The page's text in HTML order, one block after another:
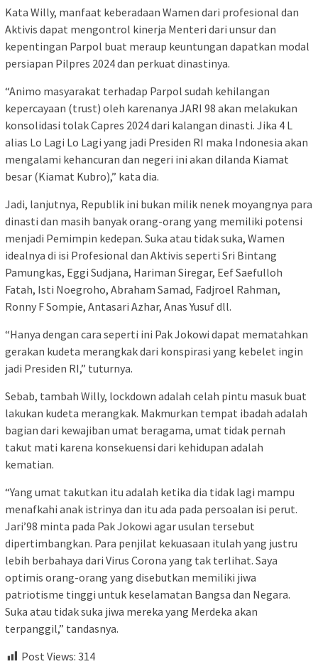
Kata Willy, manfaat keberadaan Wamen dari profesional dan
Aktivis dapat mengontrol kinerja Menteri dari unsur dan
kepentingan Parpol buat meraup keuntungan dapatkan modal
persiapan Pilpres 2024 dan perkuat dinastinya.
“Animo masyarakat terhadap Parpol sudah kehilangan
kepercayaan (trust) oleh karenanya JARI 98 akan melakukan
konsolidasi tolak Capres 2024 dari kalangan dinasti. Jika 4 L
alias Lo Lagi Lo Lagi yang jadi Presiden RI maka Indonesia akan
mengalami kehancuran dan negeri ini akan dilanda Kiamat
besar (Kiamat Kubro),” kata dia.
Jadi, lanjutnya, Republik ini bukan milik nenek moyangnya para
dinasti dan masih banyak orang-orang yang memiliki potensi
menjadi Pemimpin kedepan. Suka atau tidak suka, Wamen
idealnya di isi Profesional dan Aktivis seperti Sri Bintang
Pamungkas, Eggi Sudjana, Hariman Siregar, Eef Saefulloh
Fatah, Isti Noegroho, Abraham Samad, Fadjroel Rahman,
Ronny F Sompie, Antasari Azhar, Anas Yusuf dll.
“Hanya dengan cara seperti ini Pak Jokowi dapat mematahkan
gerakan kudeta merangkak dari konspirasi yang kebelet ingin
jadi Presiden RI,” tuturnya.
Sebab, tambah Willy, lockdown adalah celah pintu masuk buat
lakukan kudeta merangkak. Makmurkan tempat ibadah adalah
bagian dari kewajiban umat beragama, umat tidak pernah
takut mati karena konsekuensi dari kehidupan adalah
kematian.
“Yang umat takutkan itu adalah ketika dia tidak lagi mampu
menafkahi anak istrinya dan itu ada pada persoalan isi perut.
Jari’98 minta pada Pak Jokowi agar usulan tersebut
dipertimbangkan. Para penjilat kekuasaan itulah yang justru
lebih berbahaya dari Virus Corona yang tak terlihat. Saya
optimis orang-orang yang disebutkan memiliki jiwa
patriotisme tinggi untuk keselamatan Bangsa dan Negara.
Suka atau tidak suka jiwa mereka yang Merdeka akan
terpanggil,” tandasnya.
Post Views: 314